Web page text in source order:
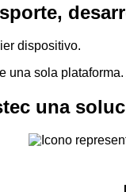
dispositivo.
sola
una